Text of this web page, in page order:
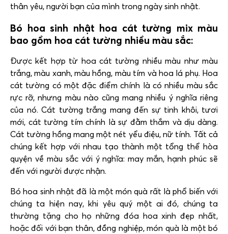
thân yêu, người bạn của mình trong ngày sinh nhật.
Bó hoa sinh nhật hoa cát tường mix màu
bao gồm hoa cát tường nhiều màu sắc:
Được kết hợp từ hoa cát tường nhiều màu như màu
trắng, màu xanh, màu hồng, màu tím và hoa lá phụ. Hoa
cát tường có một đặc điểm chính là có nhiều màu sắc
rực rỡ, nhưng màu nào cũng mang nhiều ý nghĩa riêng
của nó. Cát tường trắng mang đến sự tinh khôi, tươi
mới, cát tường tím chính là sự đằm thắm và dịu dàng.
Cát tường hồng mang một nét yểu điệu, nữ tính. Tất cả
chúng kết hợp với nhau tạo thành một tổng thể hòa
quyện về màu sắc với ý nghĩa: may mắn, hạnh phúc sẽ
đến với người được nhận.
Bó hoa sinh nhật đã là một món quà rất là phổ biến với
chúng ta hiện nay, khi yêu quý một ai đó, chúng ta
thường tặng cho họ những đóa hoa xinh đẹp nhất,
hoặc đối với bạn thân, đồng nghiệp, món quà là một bó